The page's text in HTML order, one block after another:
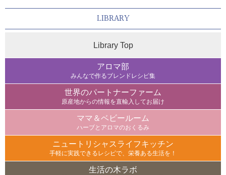
LIBRARY
Library Top
アロマ部
みんなで作るブレンドレシピ集
世界のパートナーファーム
原産地からの情報を直輸入してお届け
ママ＆ベビールーム
ハーブとアロマのおくるみ
ニュートリシャスライフキッチン
手軽に実践できるレシピで、栄養ある生活を！
生活の木ラボ